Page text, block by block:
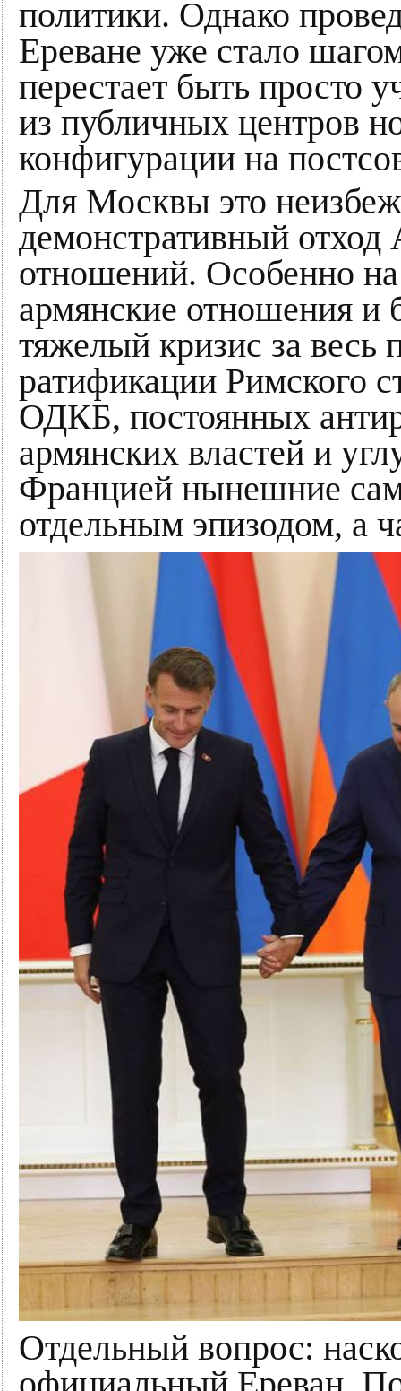
политики. Однако
Ереване уже стало
перестает быть просто
из публичных центров
конфигурации на
Для Москвы это
демонстративный
отношений. Особенно
армянские отношения и
тяжелый кризис за весь
ратификации Римского
ОДКБ, постоянных
армянских властей и
Францией нынешние
отдельным эпизодом, а
Отдельный вопрос: